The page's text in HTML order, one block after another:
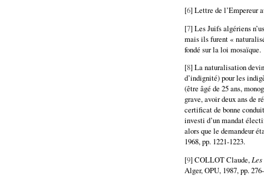
[6] Lettre de l’Empereur
[7] Les Juifs algériens
mais ils furent «
fondé sur la loi mosaïque.
[8] La naturalisation
d’indignité) pour les
(être âgé de 25 ans,
grave, avoir deux ans de
certificat de bonne
investi d’un mandat
alors que le demandeur
1968, pp. 1221-1223.
[9] COLLOT Claude,
Alger, OPU, 1987, pp.